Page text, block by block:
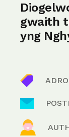
gwaith
yng